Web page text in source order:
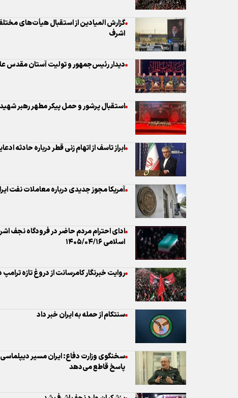
گزارش المیادین از استقبال هیأت‌های
اشرف
دیدار رئیس‌جمهور و تولیت آستان مقدس
استقبال پرشور و حمل پیکر مطهر رهبر
ابراز تاسف از اتهام زنی قطر درباره حادثه
آمریکا مجوز جدیدی درباره معاملات نفت
ادای احترام مردم حاضر در فرودگاه نجف
اسلامی ۱۴۰۵/۰۴/۱۶
روایت خبرنگار کامرسانت از دروغ تازه
سنتکام از حمله به ایران خبر داد
سخنگوی وزارت دفاع: ایران مسیر دیپلماسی
پاسخ قاطع می‌دهد